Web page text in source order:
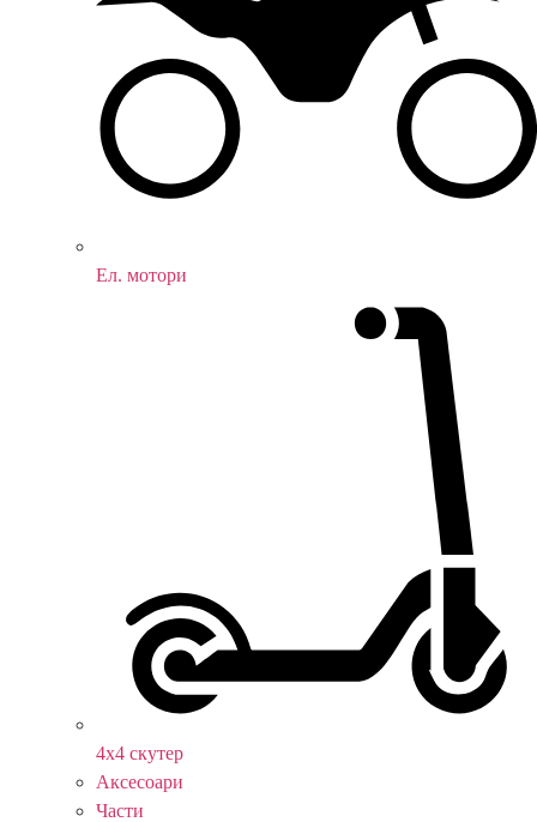
Ел. мотори
4х4 скутер
Аксесоари
Части